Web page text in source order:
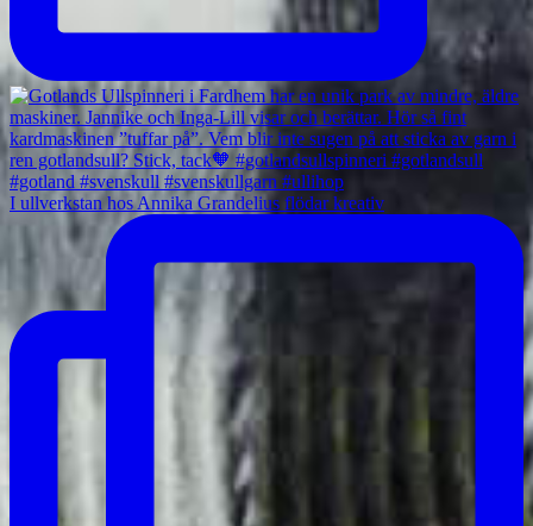
I ullverkstan hos Annika Grandelius flödar kreativ